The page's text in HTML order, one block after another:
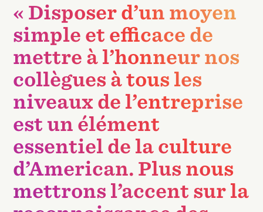
« Disposer d’un moyen
simple et efficace de
mettre à l’honneur nos
collègues à tous les
niveaux de l’entreprise
est un élément
essentiel de la culture
d’American. Plus nous
mettrons l’accent sur la